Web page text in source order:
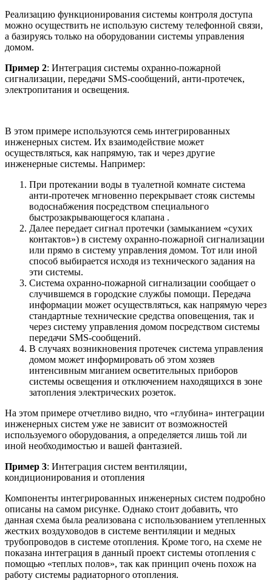
Реализацию функционирования системы контроля доступа
можно осуществить не использую систему телефонной связи,
а базируясь только на оборудовании системы управления
домом.
Пример 2: Интеграция системы охранно-пожарной
сигнализации, передачи SMS-сообщений, анти-протечек,
электропитания и освещения.
В этом примере используются семь интегрированных
инженерных систем. Их взаимодействие может
осуществляться, как напрямую, так и через другие
инженерные системы. Например:
При протекании воды в туалетной комнате система
анти-протечек мгновенно перекрывает стояк системы
водоснабжения посредством специального
быстрозакрывающегося клапана .
Далее передает сигнал протечки (замыканием «сухих
контактов») в систему охранно-пожарной сигнализации
или прямо в систему управления домом. Тот или иной
способ выбирается исходя из технического задания на
эти системы.
Система охранно-пожарной сигнализации сообщает о
случившемся в городские службы помощи. Передача
информации может осуществляться, как напрямую через
стандартные технические средства оповещения, так и
через систему управления домом посредством системы
передачи SMS-сообщений.
В случаях возникновения протечек система управления
домом может информировать об этом хозяев
интенсивным миганием осветительных приборов
системы освещения и отключением находящихся в зоне
затопления электрических розеток.
На этом примере отчетливо видно, что «глубина» интеграции
инженерных систем уже не зависит от возможностей
используемого оборудования, а определяется лишь той ли
иной необходимостью и вашей фантазией.
Пример 3: Интеграция систем вентиляции,
кондиционирования и отопления
Компоненты интегрированных инженерных систем подробно
описаны на самом рисунке. Однако стоит добавить, что
данная схема была реализована с использованием утепленных
жестких воздуховодов в системе вентиляции и медных
трубопроводов в системе отопления. Кроме того, на схеме не
показана интеграция в данный проект системы отопления с
помощью «теплых полов», так как принцип очень похож на
работу системы радиаторного отопления.